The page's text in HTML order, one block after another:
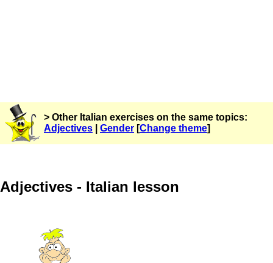
> Other Italian exercises on the same topics:
Adjectives
Gender [Change theme]
Adjectives - Italian lesson